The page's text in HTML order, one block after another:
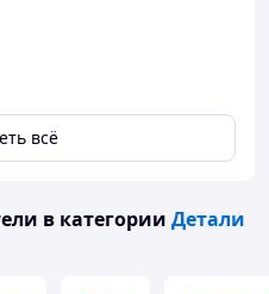
всё
в категории Детали